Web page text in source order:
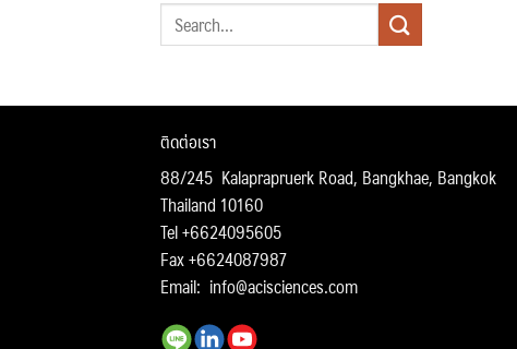
Search
for:
ติดต่อเรา
88/245 Kalaprapruerk Road, Bangkhae, Bangkok
Thailand 10160
Tel +6624095605
Fax +6624087987
Email: info@acisciences.com